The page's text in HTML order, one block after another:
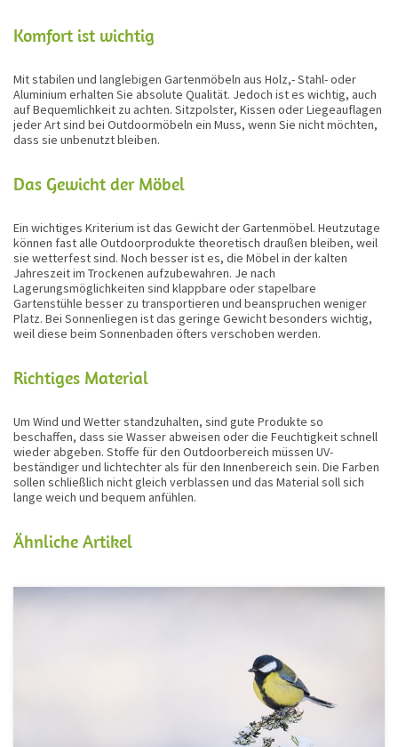
Komfort ist wichtig
Mit stabilen und langlebigen Gartenmöbeln aus Holz,- Stahl- oder
Aluminium erhalten Sie absolute Qualität. Jedoch ist es wichtig, auch
auf Bequemlichkeit zu achten. Sitzpolster, Kissen oder Liegeauflagen
jeder Art sind bei Outdoormöbeln ein Muss, wenn Sie nicht möchten,
dass sie unbenutzt bleiben.
Das Gewicht der Möbel
Ein wichtiges Kriterium ist das Gewicht der Gartenmöbel. Heutzutage
können fast alle Outdoorprodukte theoretisch draußen bleiben, weil
sie wetterfest sind. Noch besser ist es, die Möbel in der kalten
Jahreszeit im Trockenen aufzubewahren. Je nach
Lagerungsmöglichkeiten sind klappbare oder stapelbare
Gartenstühle besser zu transportieren und beanspruchen weniger
Platz. Bei Sonnenliegen ist das geringe Gewicht besonders wichtig,
weil diese beim Sonnenbaden öfters verschoben werden.
Richtiges Material
Um Wind und Wetter standzuhalten, sind gute Produkte so
beschaffen, dass sie Wasser abweisen oder die Feuchtigkeit schnell
wieder abgeben. Stoffe für den Outdoorbereich müssen UV-
beständiger und lichtechter als für den Innenbereich sein. Die Farben
sollen schließlich nicht gleich verblassen und das Material soll sich
lange weich und bequem anfühlen.
Ähnliche Artikel